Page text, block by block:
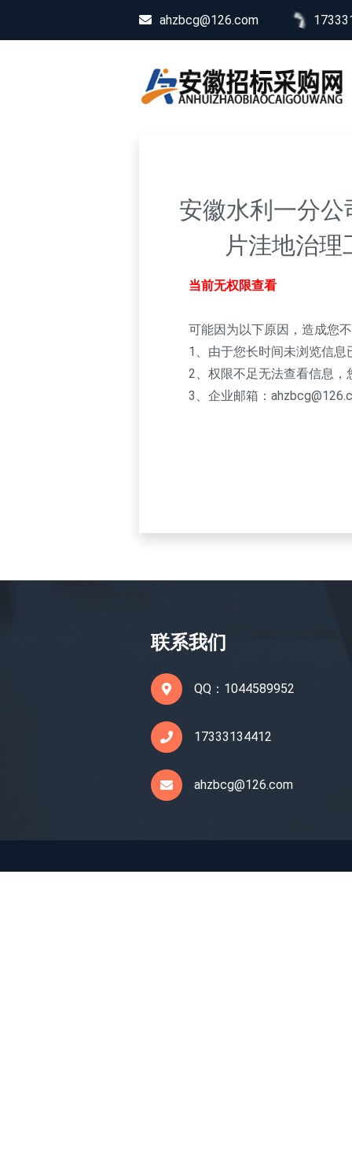
ahzbcg@126.com
安徽水利一分
片洼地治
当前无权限查看
可能因为以下原因，造成您
1、由于您长时间未浏览信息
2、权限不足无法查看信息
3、企业邮箱：
联系我们
QQ：1044589952
17333134412
ahzbcg@126.com